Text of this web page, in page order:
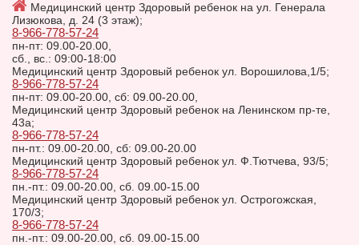
Медицинский центр Здоровый ребенок на ул. Генерала
Лизюкова, д. 24 (3 этаж);
8-966-778-57-24
пн-пт: 09.00-20.00,
сб., вс.: 09:00-18:00
Медицинский центр Здоровый ребенок ул. Ворошилова,1/5;
8-966-778-57-24
пн-пт: 09.00-20.00, сб: 09.00-20.00,
Медицинский центр Здоровый ребенок на Ленинском пр-те,
43а;
8-966-778-57-24
пн-пт.: 09.00-20.00, сб: 09.00-20.00
Медицинский центр Здоровый ребенок ул. Ф.Тютчева, 93/5;
8-966-778-57-24
пн.-пт.: 09.00-20.00, сб. 09.00-15.00
Медицинский центр Здоровый ребенок ул. Острогожская,
170/3;
8-966-778-57-24
пн.-пт.: 09.00-20.00, сб. 09.00-15.00